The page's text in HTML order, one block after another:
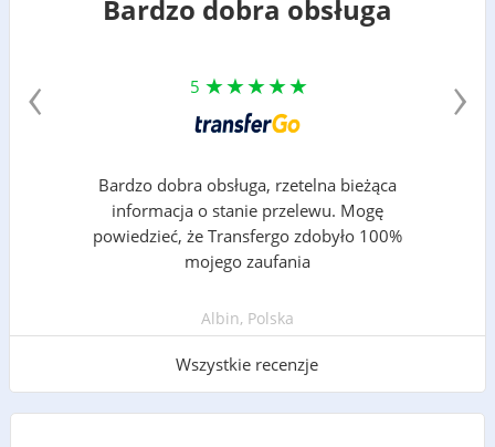
Bardzo dobra obsługa
5
Bardzo dobra obsługa, rzetelna bieżąca
informacja o stanie przelewu. Mogę
powiedzieć, że Transfergo zdobyło 100%
mojego zaufania
Albin, Polska
Wszystkie recenzje
‹ ›